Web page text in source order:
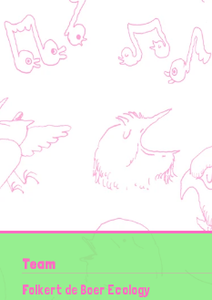
Team
Folkert de Boer Ecology